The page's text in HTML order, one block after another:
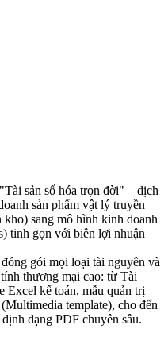
sản số hóa trọn đời" – dịch
sản phẩm vật lý truyền
sang mô hình kinh doanh
tinh gọn với biên lợi nhuận
gói mọi loại tài nguyên và
thương mại cao: từ Tài
Excel kế toán, mẫu quản trị
template), cho đến
dạng PDF chuyên sâu.